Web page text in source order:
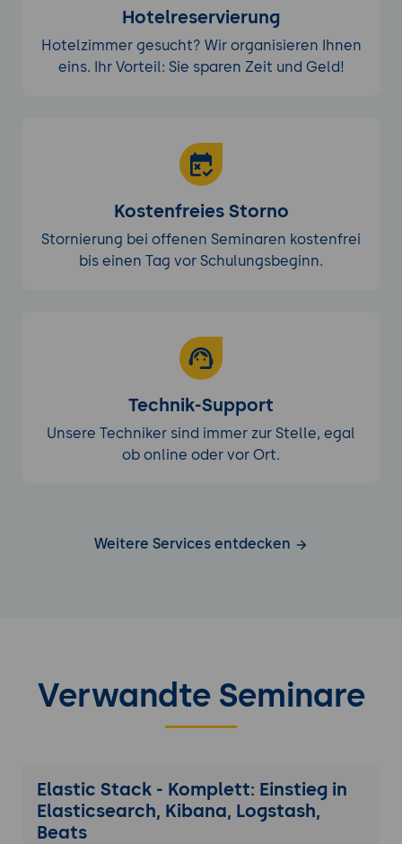
Hotelreservierung
Hotelzimmer gesucht? Wir organisieren Ihnen
eins. Ihr Vorteil: Sie sparen Zeit und Geld!
Kostenfreies Storno
Stornierung bei offenen Seminaren kostenfrei
bis einen Tag vor Schulungsbeginn.
Technik-Support
Unsere Techniker sind immer zur Stelle, egal
ob online oder vor Ort.
Weitere Services entdecken
Verwandte Seminare
Elastic Stack - Komplett: Einstieg in
Elasticsearch, Kibana, Logstash,
Beats